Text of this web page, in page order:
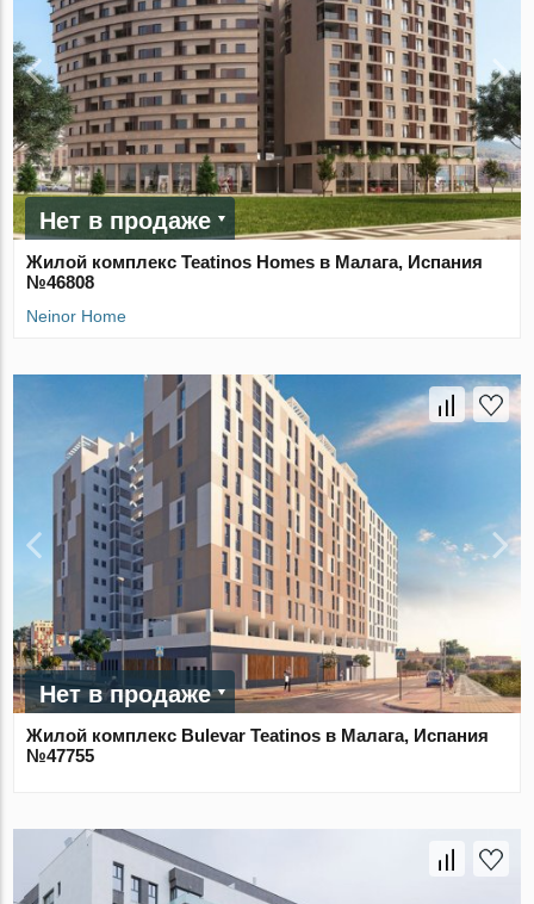
Нет в продаже
Жилой комплекс Teatinos Homes в Малага, Испания
№46808
Neinor Home
Нет в продаже
Жилой комплекс Bulevar Teatinos в Малага, Испания
№47755